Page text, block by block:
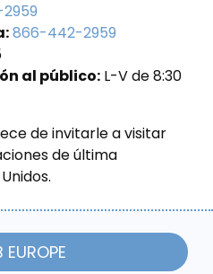
866-442-2959
al público: L-V de 8:30
de invitarle a visitar
de última
EUROPE